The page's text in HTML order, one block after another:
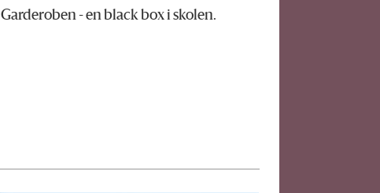
Garderoben - en black box i skolen.